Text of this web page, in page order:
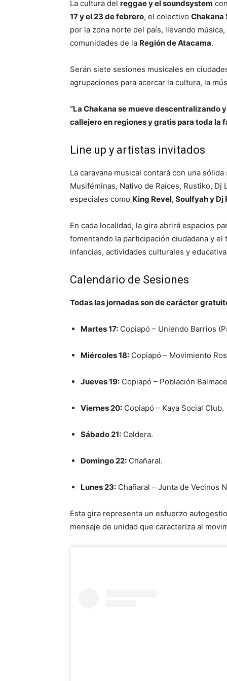
La cultura del reggae y el soundsystem
17 y el 23 de febrero, el colectivo Chakana
por la zona norte del país, llevando
comunidades de la Región de Atacama.
Serán siete sesiones musicales en
agrupaciones para acercar la cultura, la
“La Chakana se mueve
callejero en regiones y gratis para toda la
Line up y artistas invitados
La caravana musical contará con una
Musiféminas, Nativo de Raíces, Rustiko,
especiales como King Revel, Soulfyah y Dj
En cada localidad, la gira abrirá espacios
fomentando la participación ciudadana y el
infancias, actividades culturales y
Calendario de Sesiones
Todas las jornadas son de carácter
Martes 17: Copiapó – Uniendo Barrios
Miércoles 18: Copiapó – Movimiento
Jueves 19: Copiapó – Población
Viernes 20: Copiapó – Kaya Social Club.
Sábado 21: Caldera.
Domingo 22: Chañaral.
Lunes 23: Chañaral – Junta de Vecinos
Esta gira representa un esfuerzo
mensaje de unidad que caracteriza al